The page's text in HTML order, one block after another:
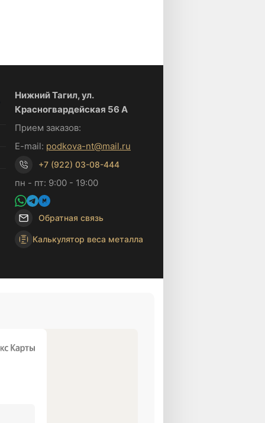
Нижний Тагил, ул.
Красногвардейская 56 А
Прием заказов:
E-mail: podkova-nt@mail.ru
+7 (922) 03-08-444
пн - пт: 9:00 - 19:00
Обратная связь
Калькулятор веса металла